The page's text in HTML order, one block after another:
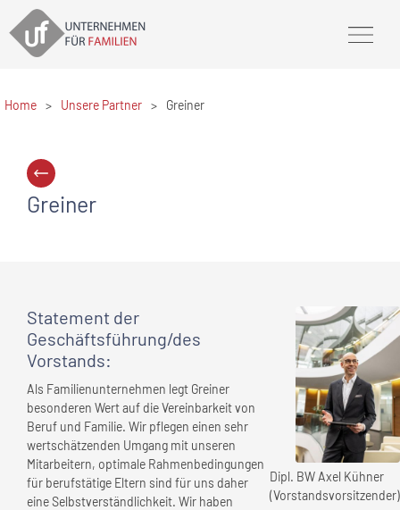
Home > Unsere Partner > Greiner
Greiner
Statement der
Geschäftsführung/des
Vorstands:
Als Familienunternehmen legt Greiner
besonderen Wert auf die Vereinbarkeit von
Beruf und Familie. Wir pflegen einen sehr
wertschätzenden Umgang mit unseren
Mitarbeitern, optimale Rahmenbedingungen
für berufstätige Eltern sind für uns daher
eine Selbstverständlichkeit. Wir haben
Dipl. BW Axel Kühner
(Vorstandsvorsitzender)